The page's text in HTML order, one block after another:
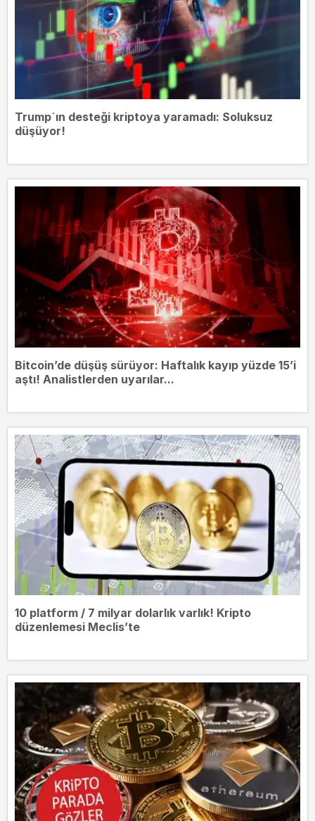
Trump`ın desteği kriptoya yaramadı: Soluksuz
düşüyor!
Bitcoin’de düşüş sürüyor: Haftalık kayıp yüzde 15’i
aştı! Analistlerden uyarılar...
10 platform / 7 milyar dolarlık varlık! Kripto
düzenlemesi Meclis’te